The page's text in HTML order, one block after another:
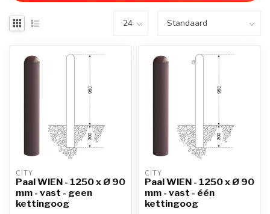
CITY
Paal WIEN - 1250 x Ø 90
mm - vast - geen
kettingoog
CITY
Paal WIEN - 1250 x Ø 90
mm - vast - één
kettingoog